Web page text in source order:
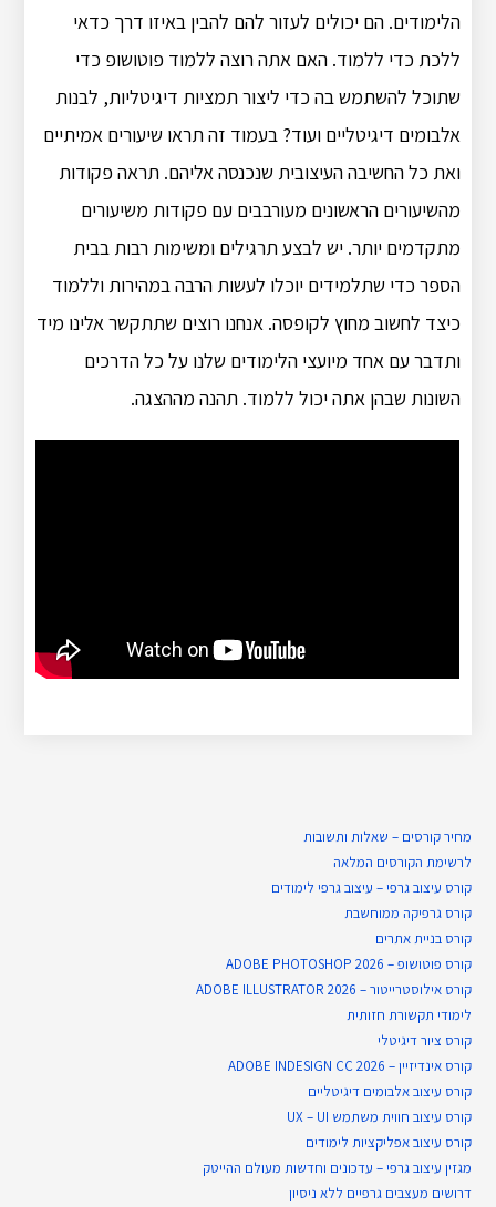
הלימודים. הם יכולים לעזור להם להבין באיזו דרך כדאי
ללכת כדי ללמוד. האם אתה רוצה ללמוד פוטושופ כדי
שתוכל להשתמש בה כדי ליצור תמציות דיגיטליות, לבנות
אלבומים דיגיטליים ועוד? בעמוד זה תראו שיעורים אמיתיים
ואת כל החשיבה העיצובית שנכנסה אליהם. תראה פקודות
מהשיעורים הראשונים מעורבבים עם פקודות משיעורים
מתקדמים יותר. יש לבצע תרגילים ומשימות רבות בבית
הספר כדי שתלמידים יוכלו לעשות הרבה במהירות וללמוד
כיצד לחשוב מחוץ לקופסה. אנחנו רוצים שתתקשר אלינו מיד
ותדבר עם אחד מיועצי הלימודים שלנו על כל הדרכים
השונות שבהן אתה יכול ללמוד. תהנה מההצגה.
מחיר קורסים – שאלות ותשובות
לרשימת הקורסים המלאה
קורס עיצוב גרפי – עיצוב גרפי לימודים
קורס גרפיקה ממוחשבת
קורס בניית​ אתרים
קורס פוטושופ – ADOBE PHOTOSHOP 2026
קורס אילוסטרייטור – ADOBE ILLUSTRATOR 2026
לימודי תקשורת חזותית
קורס ציור דיגיטלי
קורס אינדיזיין – ADOBE INDESIGN CC 2026
קורס עיצוב אלבומים דיגיטליים
קורס עיצוב חווית משתמש UX – UI
קורס עיצוב אפליקציות לימודים
מגזין עיצוב גרפי – עדכונים וחדשות מעולם ההייטק
דרושים מעצבים גרפיים ללא ניסיון